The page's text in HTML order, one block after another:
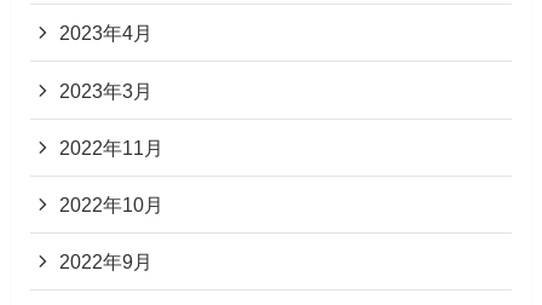
2023年4月
2023年3月
2022年11月
2022年10月
2022年9月